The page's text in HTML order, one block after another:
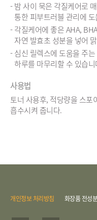
밤 사이 묵은 각질케어로
통한 피부트러블 관리에
각질케어에 좋은 AHA,
자연 발효초 성분을 넣어
심신 릴렉스에 도움을 주
하루를 마무리할 수 있습니
사용법
토너 사용후, 적당량을 스포
흡수시켜 줍니다.
개인정보 처리방침 화장품 전성